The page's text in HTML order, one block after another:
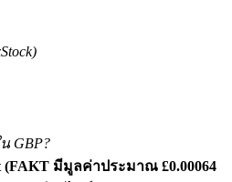
งินสด
GBP?
(FAKT มีมูลค่าประมาณ £0.00064